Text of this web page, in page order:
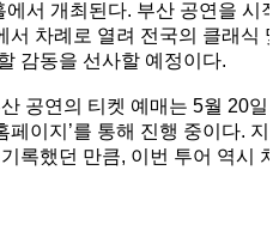
서 개최된다. 부산 공연을 시작
서 차례로 열려 전국의 클래식
감동을 선사할 예정이다.
공연의 티켓 예매는 5월 20일
페이지’를 통해 진행 중이다. 지
록했던 만큼, 이번 투어 역시 치